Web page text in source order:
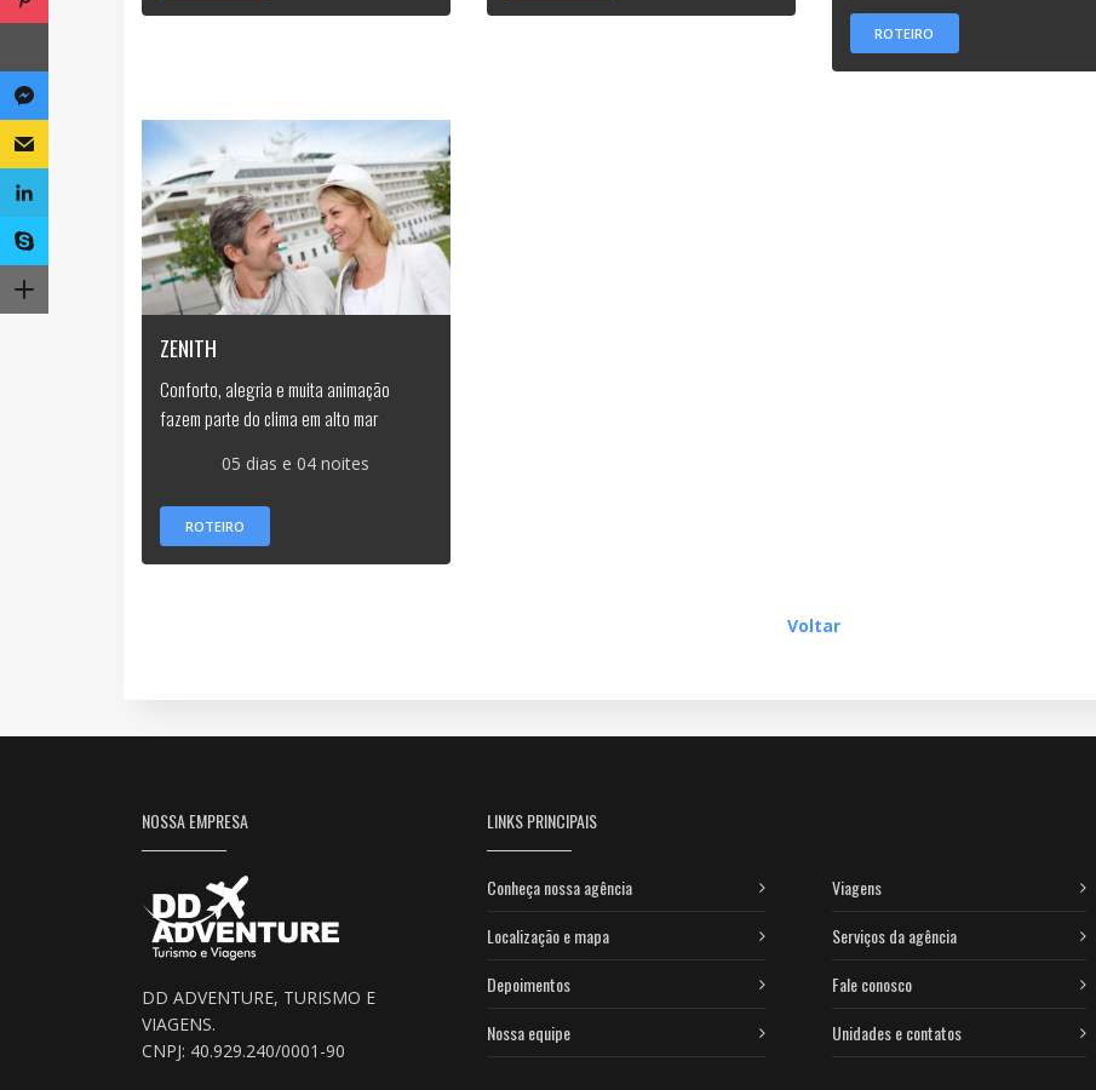
ROTEIRO
ZENITH
Conforto, alegria e muita animação
fazem parte do clima em alto mar
05 dias e 04 noites
ROTEIRO
Voltar
NOSSA EMPRESA
DD ADVENTURE, TURISMO E
VIAGENS.
CNPJ: 40.929.240/0001-90
LINKS PRINCIPAIS
Conheça nossa agência
Localização e mapa
Depoimentos
Nossa equipe
Viagens
Serviços da agência
Fale conosco
Unidades e contatos